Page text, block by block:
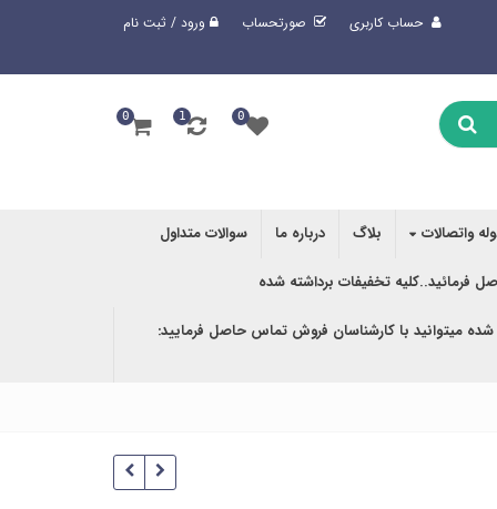
حساب کاربری صورتحساب ورود / ثبت نام
0
1
0
واتصالات بلاگ درباره ما سوالات متداول
فرمائید..کلیه تخفیفات برداشته شده
میتوانید با کارشناسان فروش تماس حاصل فرمایید: